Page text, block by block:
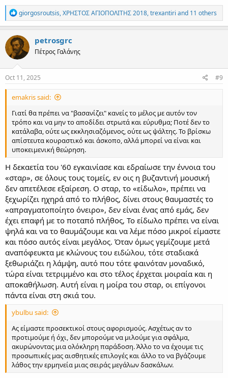
R
e
a
c
t
i
o
n
s
giorgosroutsis,ΧΡΗΣΤΟΣ ΑΓΙΟΠΟΛΙΤΗΣ 2018,trexantiri and 11 others
petrosgrc
Πέτρος Γαλάνης
Oct 11, 2025 #9
emakris said:
Γιατί θα πρέπει να "βασανίζει" κανείς το μέλος με αυτόν τον
τρόπο και να μην το αποδίδει στρωτά και εύρυθμα; Ποτέ δεν το
κατάλαβα, ούτε ως εκκλησιαζόμενος, ούτε ως ψάλτης. Το βρίσκω
απίστευτα κουραστικό και άσκοπο, αλλά μπορεί να είναι και
υποκειμενική θεώρηση.
Η δεκαετία του '60 εγκαινίασε και εδραίωσε την έννοια του
«σταρ», σε όλους τους τομείς, εν οις η βυζαντινή μουσική
δεν απετέλεσε εξαίρεση. Ο σταρ, το «είδωλο», πρέπει να
ξεχωρίζει ηχηρά από το πλήθος, δίνει στους θαυμαστές το
«απραγματοποίητο όνειρο», δεν είναι ένας από εμάς, δεν
έχει επαφή με το ποταπό πλήθος, Το είδωλο πρέπει να είναι
ψηλά και να το θαυμάζουμε και να λέμε πόσο μικροί είμαστε
και πόσο αυτός είναι μεγάλος. Όταν όμως γεμίζουμε μετά
αναπόφευκτα με κλώνους του ειδώλου, τότε σταδιακά
ξεθωριάζει η λάμψη, αυτό που τότε φαινόταν μοναδικό,
τώρα είναι τετριμμένο και στο τέλος έρχεται μοιραία και η
αποκαθήλωση. Αυτή είναι η μοίρα του σταρ, οι επίγονοι
πάντα είναι στη σκιά του.
ybulbu said:
Ας είμαστε προσεκτικοί στους αφορισμούς. Ασχέτως αν το
προτιμούμε ή όχι, δεν μπορούμε να μιλούμε για σφάλμα,
ακυρώνοντας μια ολόκληρη παράδοση. Άλλο το να έχουμε τις
προσωπικές μας αισθητικές επιλογές και άλλο το να βγάζουμε
λάθος την ερμηνεία μιας σειράς μεγάλων δασκάλων.